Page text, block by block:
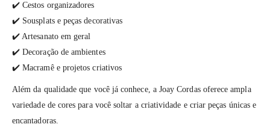
✔️ Cestos organizadores
✔️ Sousplats e peças decorativas
✔️ Artesanato em geral
✔️ Decoração de ambientes
✔️ Macramê e projetos criativos
Além da qualidade que você já conhece, a Joay Cordas oferece ampla
variedade de cores para você soltar a criatividade e criar peças únicas e
encantadoras.